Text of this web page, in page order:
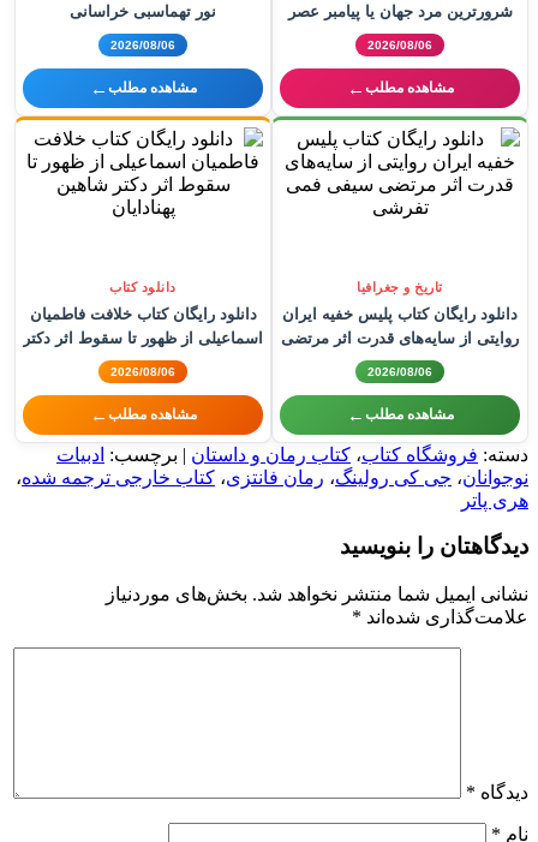
شرورترین مرد جهان یا پیامبر عصر
جدید؟ اثری از سایت هوش فعال
2026/08/06
مشاهده مطلب ←
نور تهماسبی خراسانی
2026/08/06
مشاهده مطلب ←
تاریخ و جغرافیا
دانلود رایگان کتاب پلیس خفیه ایران
روایتی از سایه‌های قدرت اثر مرتضی
سیفی فمی تفرشی
2026/08/06
مشاهده مطلب ←
دانلود کتاب
دانلود رایگان کتاب خلافت فاطمیان
اسماعیلی از ظهور تا سقوط اثر دکتر
شاهین پهنادایان
2026/08/06
مشاهده مطلب ←
دسته: فروشگاه کتاب، کتاب رمان و داستان | برچسب: ادبیات
نوجوانان، جی کی رولینگ، رمان فانتزی، کتاب خارجی ترجمه شده،
هری پاتر
دیدگاهتان را بنویسید
نشانی ایمیل شما منتشر نخواهد شد. بخش‌های موردنیاز
علامت‌گذاری شده‌اند *
دیدگاه *
نام *